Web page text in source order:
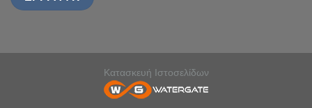
Κατασκευή Ιστοσελίδων